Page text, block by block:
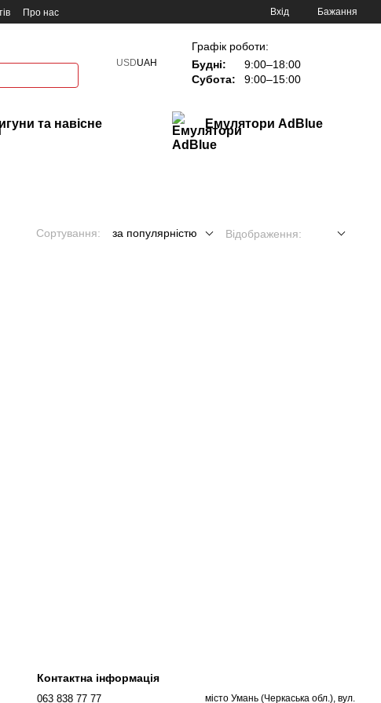
Про нас Вхід Бажання
USDUAH
Графік роботи:
Будні:
9:00–18:00
Субота:
9:00–15:00
та навісне Емулятори AdBlue
Сортування: за популярністю Відображення:
Контактна інформація
063 838 77 77 місто Умань (Черкаська обл.), вул.